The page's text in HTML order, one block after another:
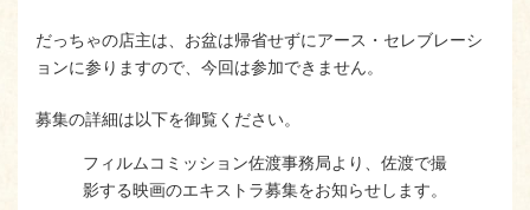
だっちゃの店主は、お盆は帰省せずにアース・セレブレーシ
ョンに参りますので、今回は参加できません。
募集の詳細は以下を御覧ください。
フィルムコミッション佐渡事務局より、佐渡で撮
影する映画のエキストラ募集をお知らせします。